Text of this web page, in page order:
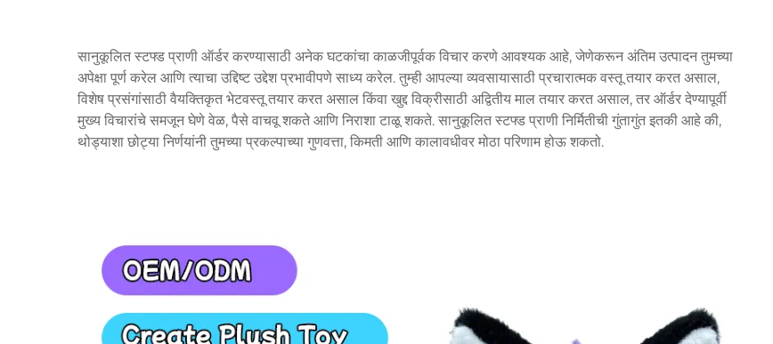
सानुकूलित स्टफ्ड प्राणी ऑर्डर करण्यासाठी अनेक घटकांचा काळजीपूर्वक विचार करणे आवश्यक आहे, जेणेकरून अंतिम उत्पादन तुमच्या
अपेक्षा पूर्ण करेल आणि त्याचा उद्दिष्ट उद्देश प्रभावीपणे साध्य करेल. तुम्ही आपल्या व्यवसायासाठी प्रचारात्मक वस्तू तयार करत असाल,
विशेष प्रसंगांसाठी वैयक्तिकृत भेटवस्तू तयार करत असाल किंवा खुद्द विक्रीसाठी अद्वितीय माल तयार करत असाल, तर ऑर्डर देण्यापूर्वी
मुख्य विचारांचे समजून घेणे वेळ, पैसे वाचवू शकते आणि निराशा टाळू शकते. सानुकूलित स्टफ्ड प्राणी निर्मितीची गुंतागुंत इतकी आहे की,
थोड्याशा छोट्या निर्णयांनी तुमच्या प्रकल्पाच्या गुणवत्ता, किमती आणि कालावधीवर मोठा परिणाम होऊ शकतो.